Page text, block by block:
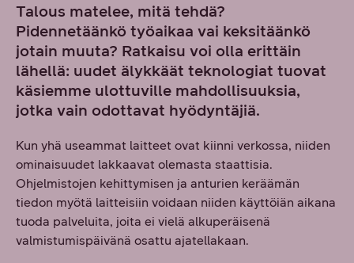
Talous matelee, mitä tehdä?
Pidennetäänkö työaikaa vai keksitäänkö
jotain muuta? Ratkaisu voi olla erittäin
lähellä: uudet älykkäät teknologiat tuovat
käsiemme ulottuville mahdollisuuksia,
jotka vain odottavat hyödyntäjiä.
Kun yhä useammat laitteet ovat kiinni verkossa, niiden
ominaisuudet lakkaavat olemasta staattisia.
Ohjelmistojen kehittymisen ja anturien keräämän
tiedon myötä laitteisiin voidaan niiden käyttöiän aikana
tuoda palveluita, joita ei vielä alkuperäisenä
valmistumispäivänä osattu ajatellakaan.